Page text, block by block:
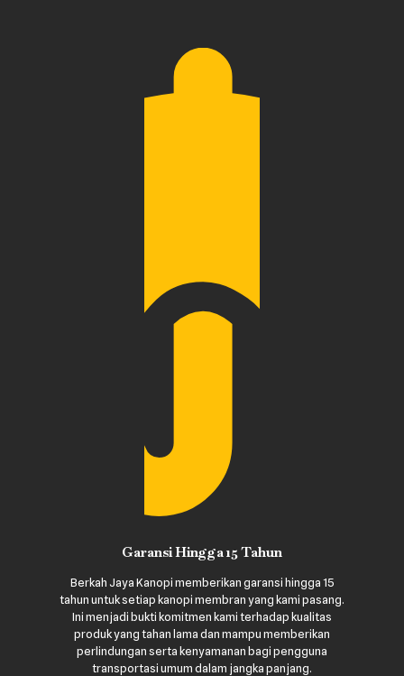
Garansi Hingga 15 Tahun
Berkah Jaya Kanopi memberikan garansi hingga 15
tahun untuk setiap kanopi membran yang kami pasang.
Ini menjadi bukti komitmen kami terhadap kualitas
produk yang tahan lama dan mampu memberikan
perlindungan serta kenyamanan bagi pengguna
transportasi umum dalam jangka panjang.